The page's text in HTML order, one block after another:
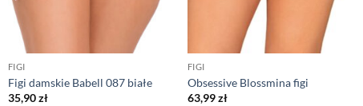
FIGI
Figi damskie Babell 087 białe
35,90zł
FIGI
Obsessive Blossmina figi
63,99zł